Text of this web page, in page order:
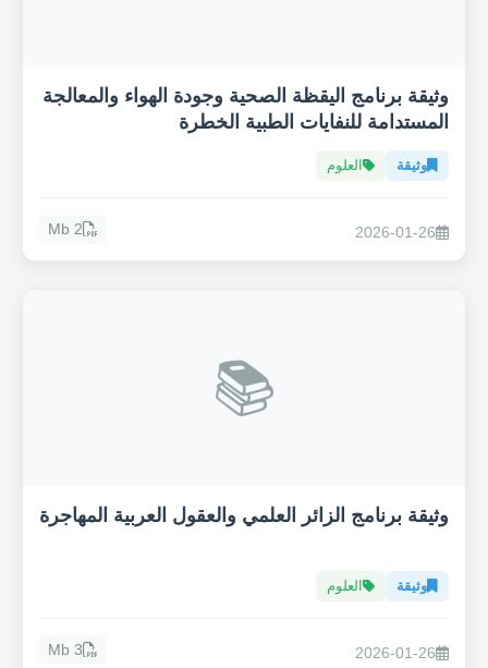
وثيقة برنامج اليقظة الصحية وجودة الهواء والمعالجة
المستدامة للنفايات الطبية الخطرة
وثيقة العلوم
2026-01-26
2 Mb
📚
وثيقة برنامج الزائر العلمي والعقول العربية المهاجرة
وثيقة العلوم
2026-01-26
3 Mb